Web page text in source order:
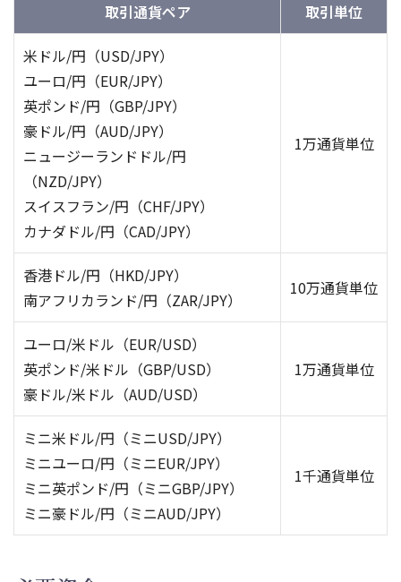
取引通貨ペア 取引単位
米ドル/円（USD/JPY）
ユーロ/円（EUR/JPY）
英ポンド/円（GBP/JPY）
豪ドル/円（AUD/JPY）
ニュージーランドドル/円
（NZD/JPY）
スイスフラン/円（CHF/JPY）
カナダドル/円（CAD/JPY）
1万通貨単位
香港ドル/円（HKD/JPY）
南アフリカランド/円（ZAR/JPY）
10万通貨単位
ユーロ/米ドル（EUR/USD）
英ポンド/米ドル（GBP/USD）
豪ドル/米ドル（AUD/USD）
1万通貨単位
ミニ米ドル/円（ミニUSD/JPY）
ミニユーロ/円（ミニEUR/JPY）
ミニ英ポンド/円（ミニGBP/JPY）
ミニ豪ドル/円（ミニAUD/JPY）
1千通貨単位